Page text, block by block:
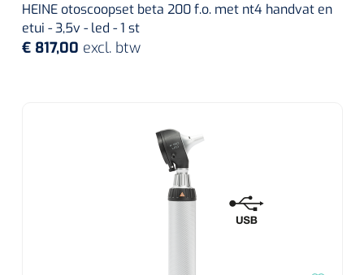
HEINE otoscoopset beta 200 f.o. met nt4 handvat en
etui - 3,5v - led - 1 st
€ 817,00 excl. btw